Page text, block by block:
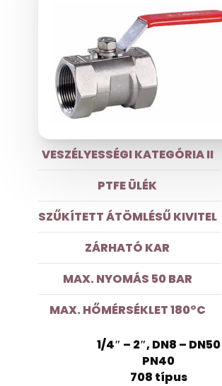
VESZÉLYESSÉGI KATEGÓRIA II
PTFE ÜLÉK
SZŰKÍTETT ÁTÖMLÉSŰ KIVITEL
ZÁRHATÓ KAR
MAX. NYOMÁS 50 BAR
MAX. HŐMÉRSÉKLET 180°C
1/4″ – 2″, DN8 – DN50
PN40
708 típus